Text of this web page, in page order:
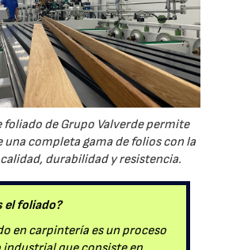
foliado de Grupo Valverde permite
una completa gama de folios con la
durabilidad y resistencia.
el foliado?
en carpintería es un proceso